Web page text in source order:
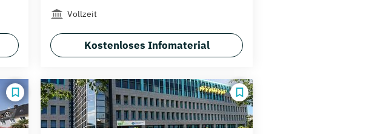
Vollzeit
Kostenloses Infomaterial